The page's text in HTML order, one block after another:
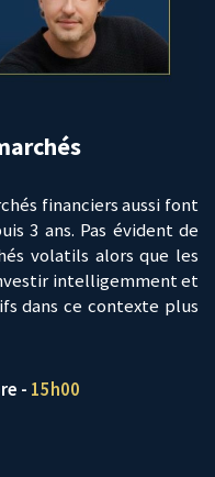
financiers aussi font
3 ans. Pas évident de
volatils alors que les
intelligemment et
dans ce contexte plus
- 15h00